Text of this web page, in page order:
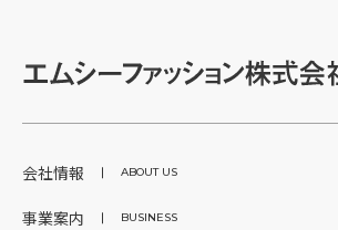
会社情報 ABOUT US
事業案内 BUSINESS